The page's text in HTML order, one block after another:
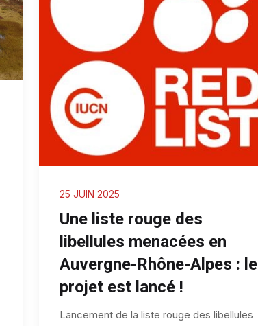
25 JUIN 2025
Une liste rouge des
libellules menacées en
Auvergne-Rhône-Alpes : le
projet est lancé !
Lancement de la liste rouge des libellules